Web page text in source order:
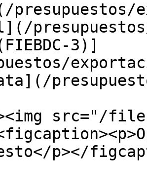
presupuestos/
3)]
src="/